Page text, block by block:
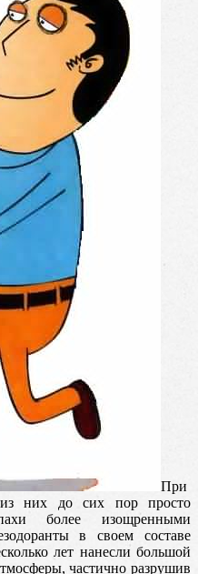
При
них до сих пор просто
более изощренными
в своем составе
лет нанесли большой
частично разрушив